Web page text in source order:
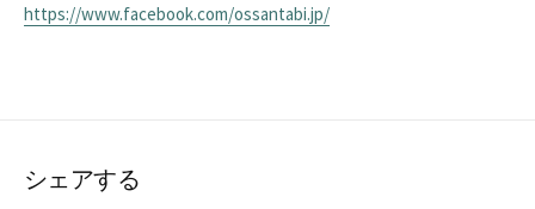
https://www.facebook.com/ossantabi.jp/
シェアする